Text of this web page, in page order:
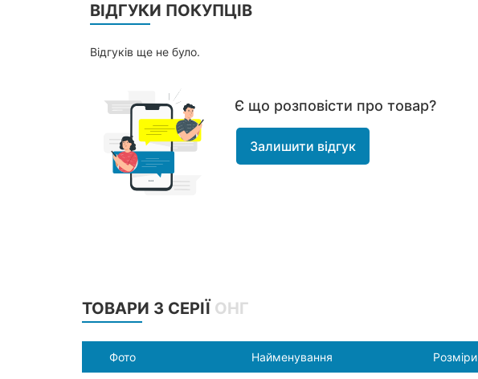
ВІДГУКИ ПОКУПЦІВ
Відгуків ще не було.
Є що розповісти про товар?
Залишити відгук
ТОВАРИ З СЕРІЇ ОНГ
Фото Найменування Розміри